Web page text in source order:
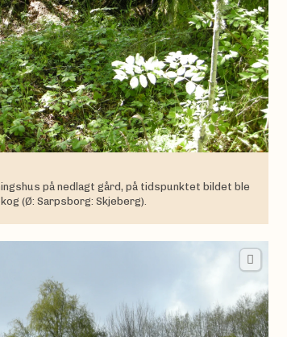
på nedlagt gård, på tidspunktet bildet ble
(Ø: Sarpsborg: Skjeberg).